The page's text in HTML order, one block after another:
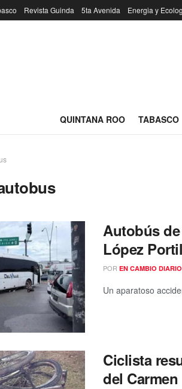
Revista Guinda 5ta Avenida Energia y
QUINTANA ROO TABASCO
Autobús
López
POR EN CAMBIO DIARIO
Un aparatoso
Ciclista
del Carmen